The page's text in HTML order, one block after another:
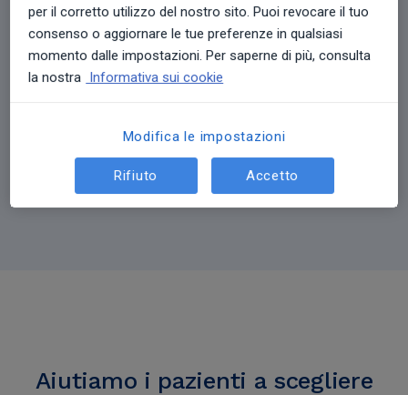
di pazienti hanno visitato il nostro portale in Italia
385 milioni
di pazienti hanno visitato il nostro portale nel mondo
Aiutiamo i pazienti a scegliere
per il corretto utilizzo del nostro sito. Puoi revocare il tuo
consenso o aggiornare le tue preferenze in qualsiasi
momento dalle impostazioni. Per saperne di più, consulta
la nostra Informativa sui cookie
Modifica le impostazioni
Rifiuto Accetto